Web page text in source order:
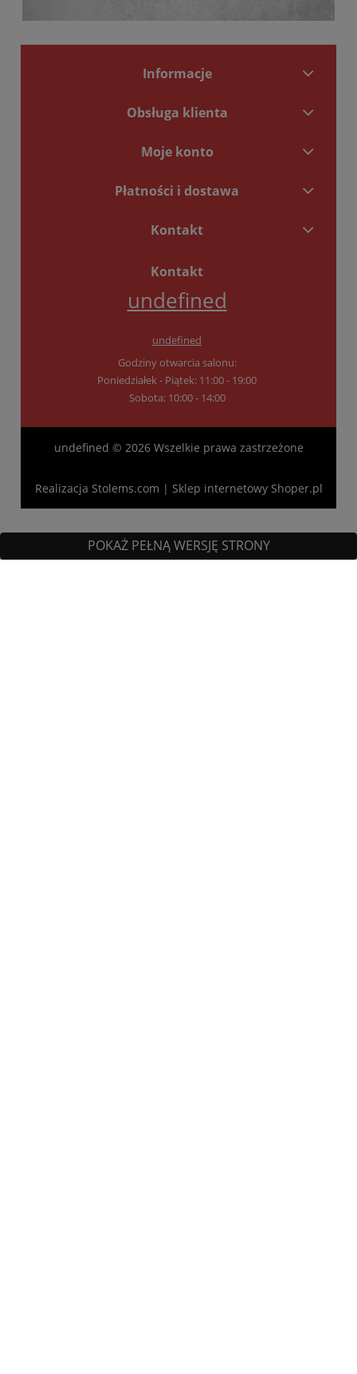
Informacje
Obsługa klienta
Moje konto
Płatności i dostawa
Kontakt
Kontakt
undefined
undefined
Godziny otwarcia salonu:
Poniedziałek - Piątek: 11:00 - 19:00
Sobota: 10:00 - 14:00
undefined © 2026 Wszelkie prawa zastrzeżone
Realizacja Stolems.com | Sklep internetowy Shoper.pl
POKAŻ PEŁNĄ WERSJĘ STRONY